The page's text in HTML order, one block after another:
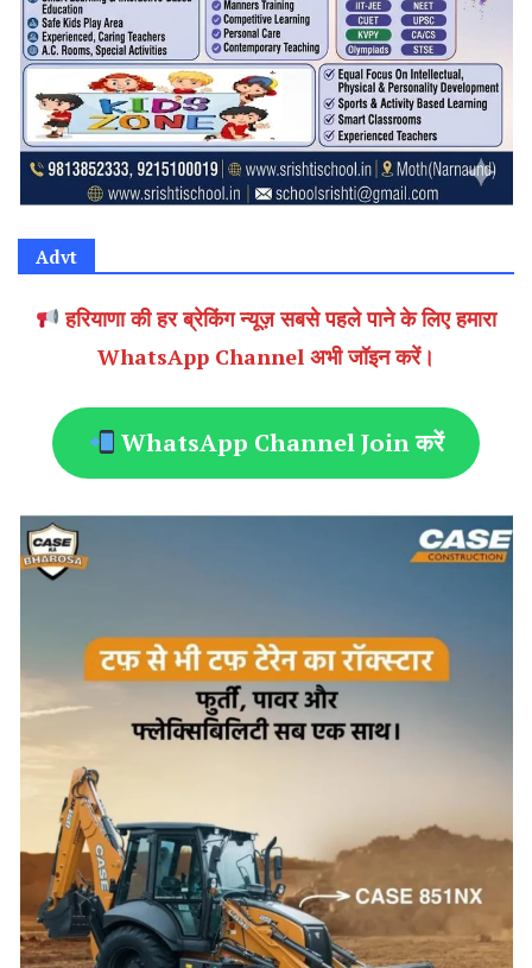
Advt
हरियाणा की हर ब्रेकिंग न्यूज़ सबसे पहले पाने के लिए हमारा
WhatsApp Channel अभी जॉइन करें।
WhatsApp Channel Join करें